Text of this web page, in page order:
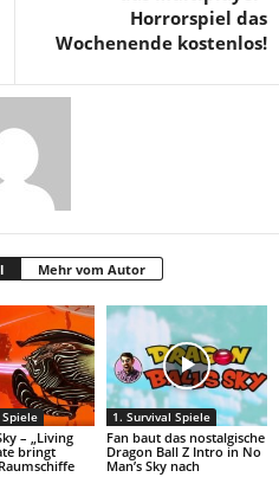
Horrorspiel das
Wochenende kostenlos!
Mehr vom Autor
– „Living
bringt
1. Survival Spiele
Fan baut das nostalgische
Dragon Ball Z Intro in No
Man’s Sky nach